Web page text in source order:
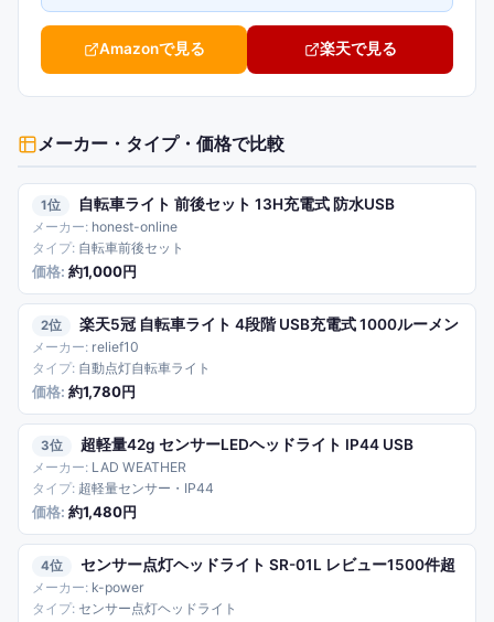
Amazonで見る 楽天で見る
メーカー・タイプ・価格で比較
1 自転車ライト 前後セット 13H充電式 防水USB
honest-online
自転車前後セット
約1,000円
2 楽天5冠 自転車ライト 4段階 USB充電式 1000ルーメン
relief10
自動点灯自転車ライト
約1,780円
3 超軽量42g センサーLEDヘッドライト IP44 USB
LAD WEATHER
超軽量センサー・IP44
約1,480円
4 センサー点灯ヘッドライト SR-01L レビュー1500件超
k-power
センサー点灯ヘッドライト